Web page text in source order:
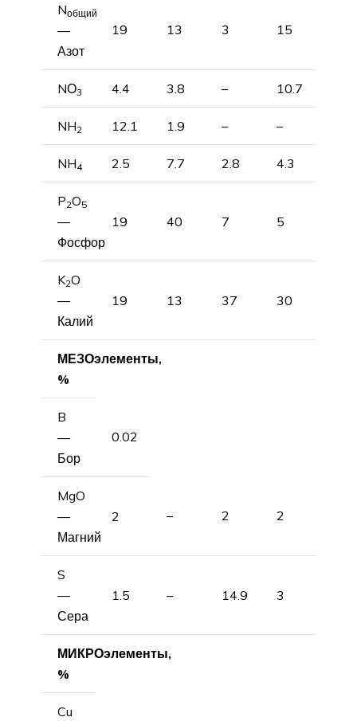
Nобщий
—
Азот
19 13 3 15
NО3 4.4 3.8 – 10.7
NH2 12.1 1.9 – –
NH4 2.5 7.7 2.8 4.3
P2O5
—
Фосфор
19 40 7 5
K2O
—
Калий
19 13 37 30
МЕЗОэлементы,
%
B
—
Бор
0.02
MgO
—
Магний
2 – 2 2
S
—
Сера
1.5 – 14.9 3
МИКРОэлементы,
%
Cu